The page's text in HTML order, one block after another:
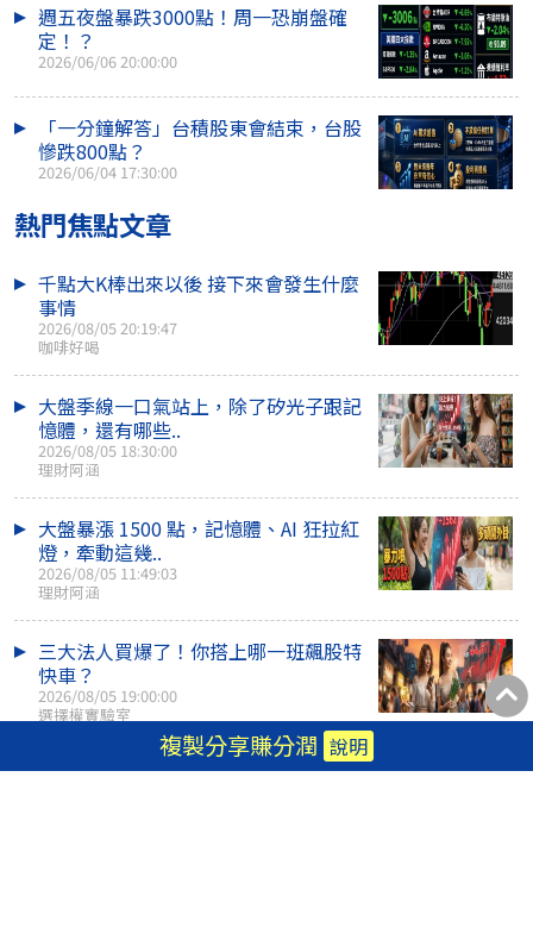
複製分享賺分潤 說明
週五夜盤暴跌3000點！周一恐崩盤確
定！？
2026/06/06 20:00:00
「一分鐘解答」台積股東會結束，台股
慘跌800點？
2026/06/04 17:30:00
熱門焦點文章
千點大K棒出來以後 接下來會發生什麼
事情
2026/08/05 20:19:47
咖啡好喝
大盤季線一口氣站上，除了矽光子跟記
憶體，還有哪些..
2026/08/05 18:30:00
理財阿涵
大盤暴漲 1500 點，記憶體、AI 狂拉紅
燈，牽動這幾..
2026/08/05 11:49:03
理財阿涵
三大法人買爆了！你搭上哪一班飆股特
快車？
2026/08/05 19:00:00
選擇權實驗室
半導體、記憶體、光通訊、PCB 全面噴